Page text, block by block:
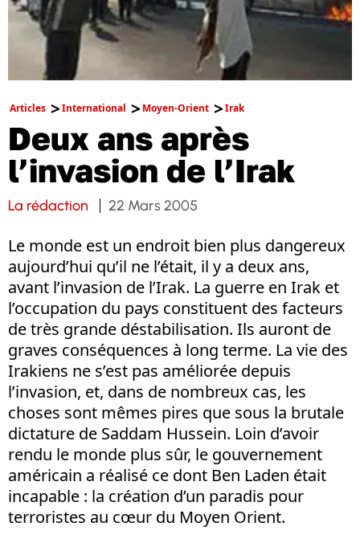
Articles International Moyen-Orient Irak
Deux ans après
l’invasion de l’Irak
La rédaction 22 Mars 2005
Le monde est un endroit bien plus dangereux
aujourd’hui qu’il ne l’était, il y a deux ans,
avant l’invasion de l’Irak. La guerre en Irak et
l’occupation du pays constituent des facteurs
de très grande déstabilisation. Ils auront de
graves conséquences à long terme. La vie des
Irakiens ne s’est pas améliorée depuis
l’invasion, et, dans de nombreux cas, les
choses sont mêmes pires que sous la brutale
dictature de Saddam Hussein. Loin d’avoir
rendu le monde plus sûr, le gouvernement
américain a réalisé ce dont Ben Laden était
incapable : la création d’un paradis pour
terroristes au cœur du Moyen Orient.